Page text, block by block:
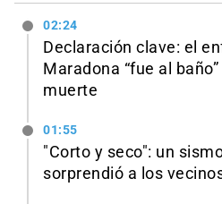
02:24
Declaración clave: el
Maradona “fue al
muerte
01:55
"Corto y seco": un
sorprendió a los